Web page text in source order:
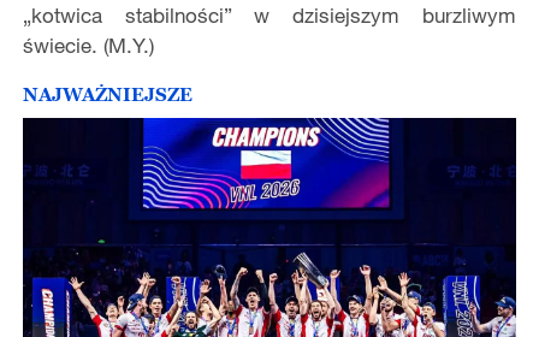
„kotwica stabilności” w dzisiejszym burzliwym
świecie. (M.Y.)
NAJWAŻNIEJSZE